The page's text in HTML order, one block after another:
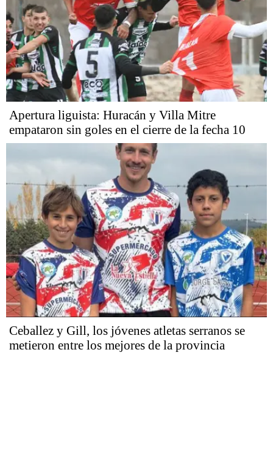
Apertura liguista: Huracán y Villa Mitre
empataron sin goles en el cierre de la fecha 10
Ceballez y Gill, los jóvenes atletas serranos se
metieron entre los mejores de la provincia